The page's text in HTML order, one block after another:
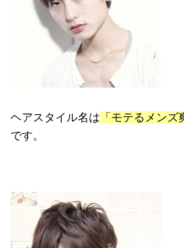
ヘアスタイル名は 「モテるメンズ
です。